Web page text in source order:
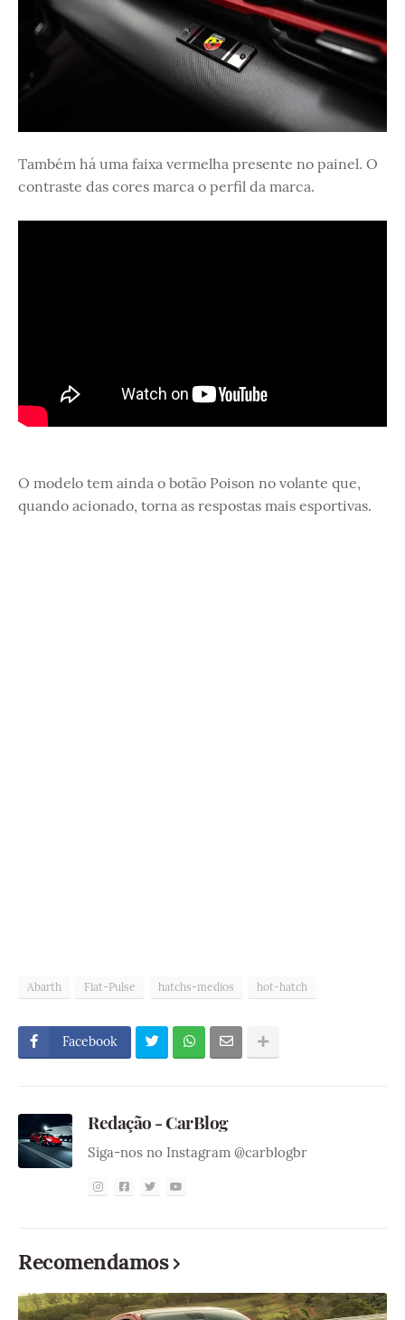
Também há uma faixa vermelha presente no painel. O
contraste das cores marca o perfil da marca.
O modelo tem ainda o botão Poison no volante que,
quando acionado, torna as respostas mais esportivas.
Abarth Fiat-Pulse hatchs-medios hot-hatch
Facebook
Redação - CarBlog
Siga-nos no Instagram @carblogbr
Recomendamos